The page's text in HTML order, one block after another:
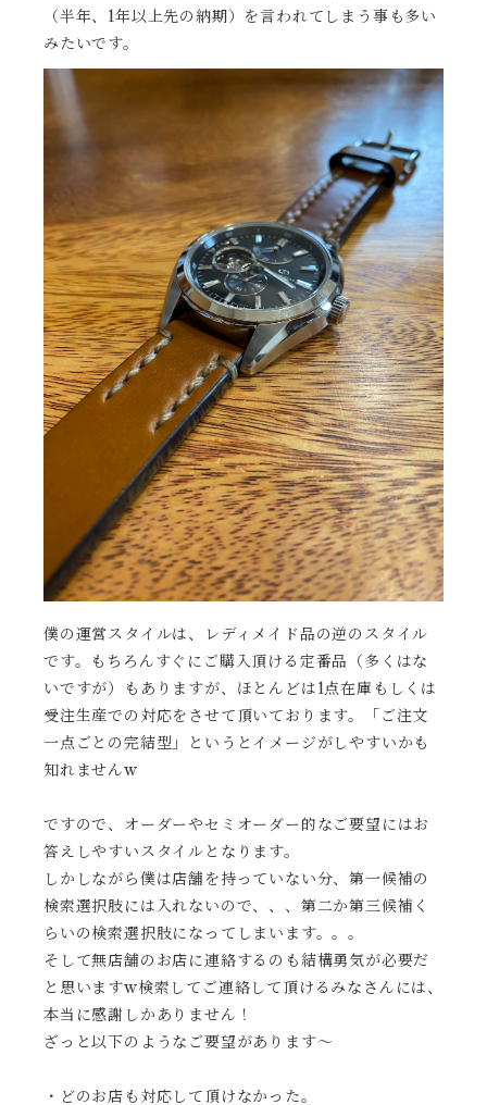
（半年、1年以上先の納期）を言われてしまう事も多い
みたいです。
僕の運営スタイルは、レディメイド品の逆のスタイル
です。もちろんすぐにご購入頂ける定番品（多くはな
いですが）もありますが、ほとんどは1点在庫もしくは
受注生産での対応をさせて頂いております。「ご注文
一点ごとの完結型」というとイメージがしやすいかも
知れませんw
ですので、オーダーやセミオーダー的なご要望にはお
答えしやすいスタイルとなります。
しかしながら僕は店舗を持っていない分、第一候補の
検索選択肢には入れないので、、、第二か第三候補く
らいの検索選択肢になってしまいます。。。
そして無店舗のお店に連絡するのも結構勇気が必要だ
と思いますw検索してご連絡して頂けるみなさんには、
本当に感謝しかありません！
ざっと以下のようなご要望があります〜
・どのお店も対応して頂けなかった。